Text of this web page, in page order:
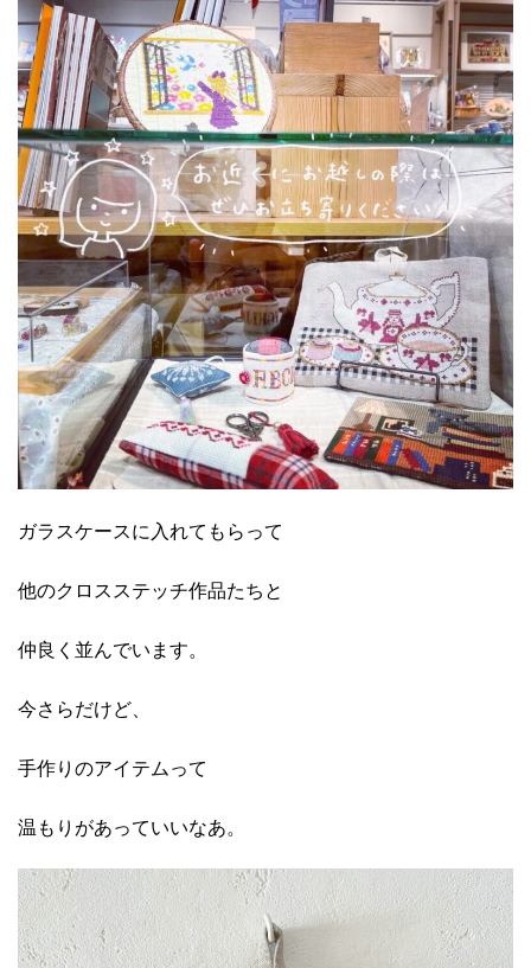
ガラスケースに入れてもらって
他のクロスステッチ作品たちと
仲良く並んでいます。
今さらだけど、
手作りのアイテムって
温もりがあっていいなあ。